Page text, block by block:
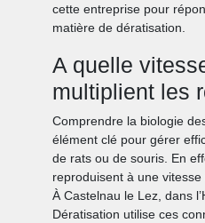
cette entreprise pour
matière de dératisation.
A quelle
multiplient les
Comprendre la biologie
élément clé pour gérer
de rats ou de souris. En
reproduisent à une
À Castelnau le Lez, dans
Dératisation utilise ces